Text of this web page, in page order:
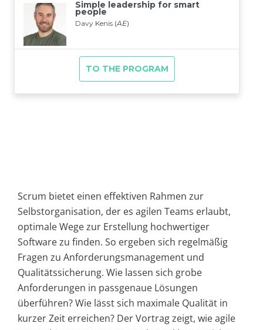
Scrum bietet einen effektiven Rahmen zur
Selbstorganisation, der es agilen Teams erlaubt,
optimale Wege zur Erstellung hochwertiger
Software zu finden. So ergeben sich regelmäßig
Fragen zu Anforderungsmanagement und
Qualitätssicherung. Wie lassen sich grobe
Anforderungen in passgenaue Lösungen
überführen? Wie lässt sich maximale Qualität in
kurzer Zeit erreichen? Der Vortrag zeigt, wie agile